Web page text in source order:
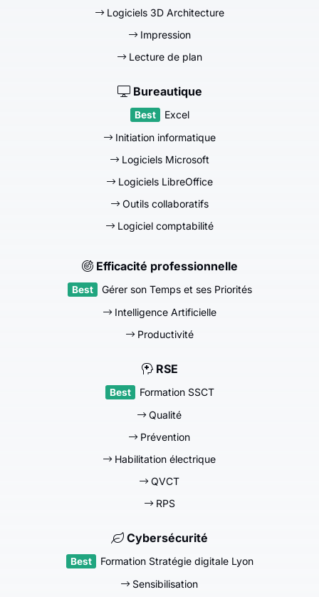
Logiciels 3D Architecture
Impression
Lecture de plan
Bureautique
Excel
Initiation informatique
Logiciels Microsoft
Logiciels LibreOffice
Outils collaboratifs
Logiciel comptabilité
Efficacité professionnelle
Gérer son Temps et ses Priorités
Intelligence Artificielle
Productivité
RSE
Formation SSCT
Qualité
Prévention
Habilitation électrique
QVCT
RPS
Cybersécurité
Formation Stratégie digitale Lyon
Sensibilisation